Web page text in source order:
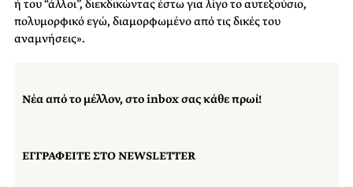
ή του “άλλοι”, διεκδικώντας έστω για λίγο το αυτεξούσιο,
πολυμορφικό εγώ, διαμορφωμένο από τις δικές του
αναμνήσεις».
Νέα από το μέλλον, στο inbox σας κάθε πρωί!
ΕΓΓΡΑΦΕΙΤΕ ΣΤΟ NEWSLETTER